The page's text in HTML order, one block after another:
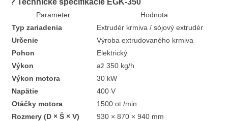
? Technické špecifikácie EGK-350
Parameter
Hodnota
Typ zariadenia
Extrudér krmiva / sójový extrudér
Určenie
Výroba extrudovaného krmiva
Pohon
Elektrický
Výkon
až 350 kg/h
Výkon motora
30 kW
Napätie
400 V
Otáčky motora
1500 ot./min.
Rozmery (D × Š × V)
930 × 870 × 940 mm